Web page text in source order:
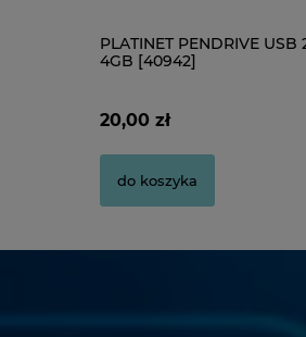
PLATINET PENDRIVE USB
4GB [40942]
20,00 zł
do koszyka